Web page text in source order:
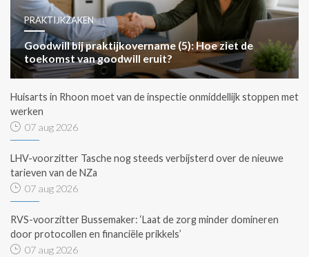
PRAKTIJKZAKEN
Goodwill bij praktijkovername (5): Hoe ziet de
toekomst van goodwill eruit?
Huisarts in Rhoon moet van de inspectie onmiddellijk stoppen met
werken
07 aug 2026
LHV-voorzitter Tasche nog steeds verbijsterd over de nieuwe
tarieven van de NZa
07 aug 2026
RVS-voorzitter Bussemaker: ‘Laat de zorg minder domineren
door protocollen en financiële prikkels’
07 aug 2026